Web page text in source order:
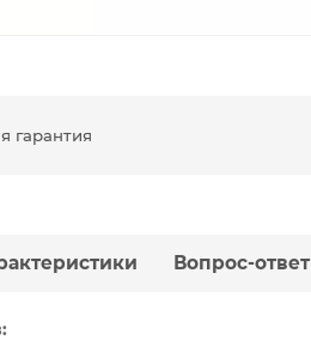
гарантия
Вопрос-ответ